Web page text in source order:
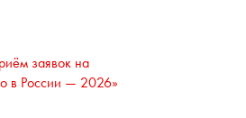
заявок на
в России — 2026»